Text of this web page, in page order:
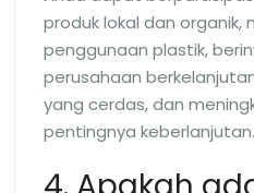
produk lokal dan organik,
penggunaan plastik,
perusahaan
yang cerdas, dan
pentingnya keberlanjutan.